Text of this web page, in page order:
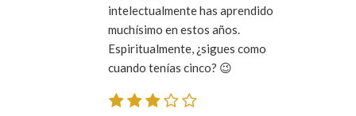
intelectualmente has aprendido
muchísimo en estos años.
Espiritualmente, ¿sigues como
cuando tenías cinco? 😉